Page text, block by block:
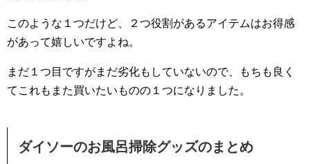
このような１つだけど、２つ役割があるアイテムはお得感
があって嬉しいですよね。
まだ１つ目ですがまだ劣化もしていないので、もちも良く
てこれもまた買いたいものの１つになりました。
ダイソーのお風呂掃除グッズのまとめ